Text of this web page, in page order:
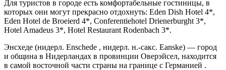
Для туристов в городе есть комфортабельные гостиницы, в
которых они могут прекрасно отдохнуть: Eden Dish Hotel 4*,
Eden Hotel de Broeierd 4*, Conferentiehotel Drienerburght 3*,
Hotel Amadeus 3*, Hotel Restaurant Rodenbach 3*.
Энсхеде (нидерл. Enschede , нидерл. н.-сакс. Eanske) — город
и община в Нидерландах в провинции Оверэйсел, находится
в самой восточной части страны на границе с Германией .